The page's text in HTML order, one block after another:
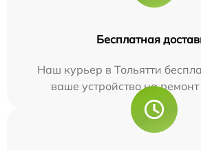
Бесплатная
Наш курьер в Тольятти
ваше устройство на